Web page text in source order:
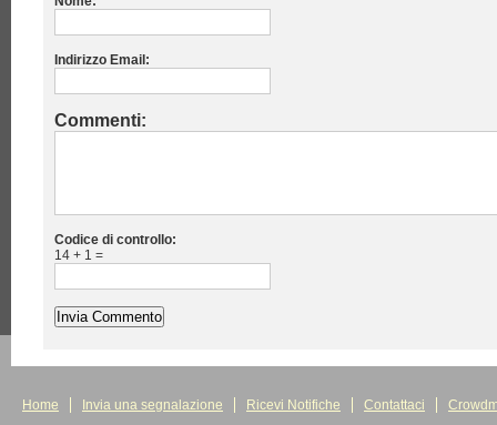
Indirizzo Email:
Commenti:
Codice di controllo:
14 + 1 =
Home Invia una segnalazione Ricevi Notifiche Contattaci